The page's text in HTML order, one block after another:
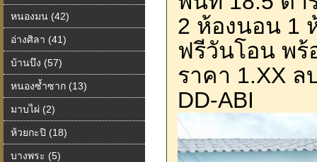
หนองมน (42)
อ่างศิลา (41)
บ้านบึง (57)
หนองซ้ำซาก (13)
มาบไผ่ (2)
ห้วยกะปิ (18)
บางพระ (5)
2 ห้องนอน 1
ฟรีวันโอน พร้
ราคา 1.XX ล
DD-ABI